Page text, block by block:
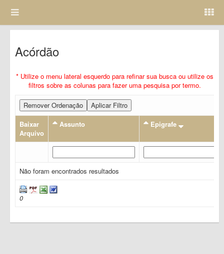
Acórdão
* Utilize o menu lateral esquerdo para refinar sua busca ou utilize os
filtros sobre as colunas para fazer uma pesquisa por termo.
Remover Ordenação
Aplicar Filtro
Baixar
Arquivo
Assunto Epigrafe
Não foram encontrados resultados
0